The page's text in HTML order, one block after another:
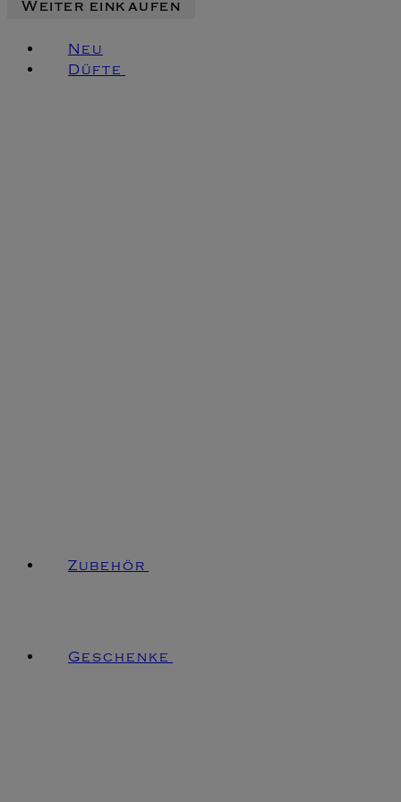
Weiter einkaufen
Neu
Düfte
Zubehör
Geschenke